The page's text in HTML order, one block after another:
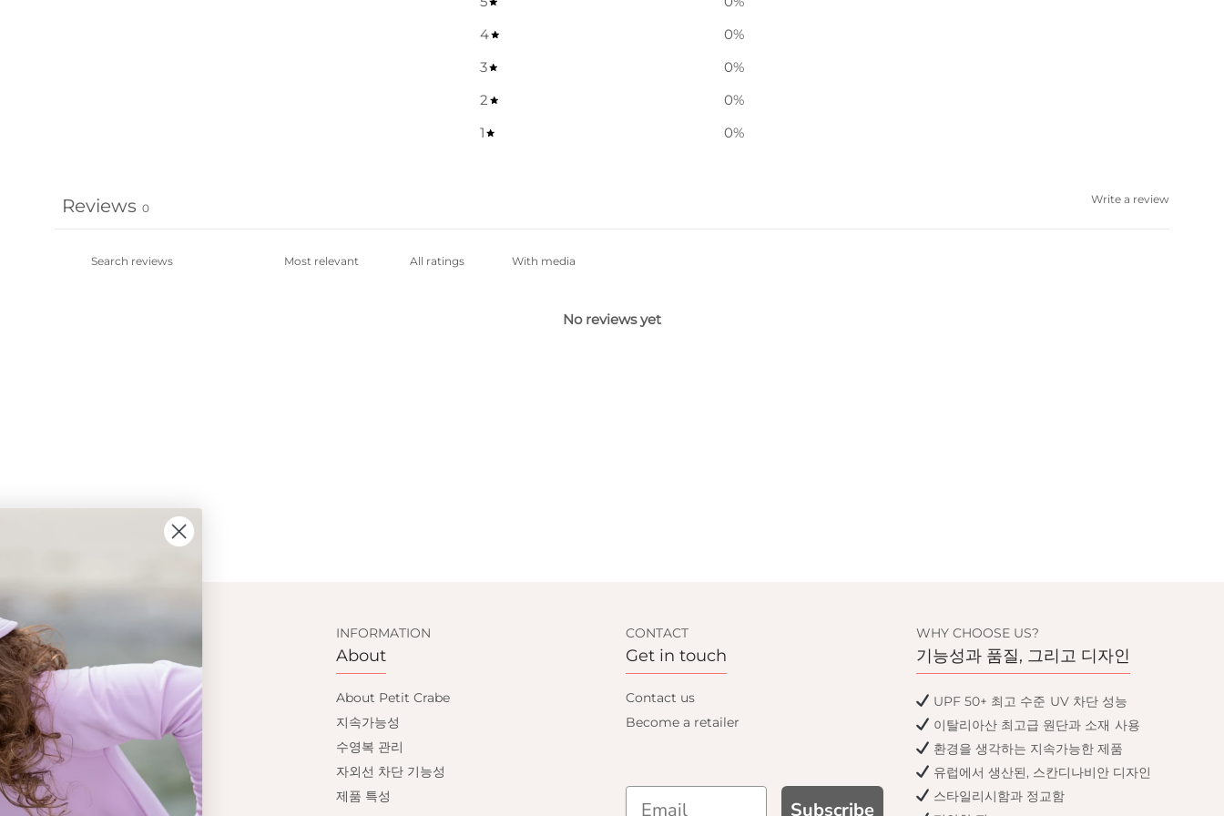
4
0%
3
0%
2
0%
1
0%
Write a review
Reviews 0
With media
No reviews yet
CUSTOMER SERVICE
Shopping
이용약관
반품교환
개인정보처리방침
FAQ
INFORMATION
About
About Petit Crabe
지속가능성
수영복 관리
자외선 차단 기능성
제품 특성
CONTACT
Get in touch
Contact us
Become a retailer
Subscribe
WHY CHOOSE US?
기능성과 품질, 그리고 디자인
UPF 50+ 최고 수준 UV 차단 성능
이탈리아산 최고급 원단과 소재 사용
환경을 생각하는 지속가능한 제품
유럽에서 생산된, 스칸디나비안 디자인
스타일리시함과 정교함
SIGN UP AND GET
10% OFF
Save on your first order and get email only
offers when you join.